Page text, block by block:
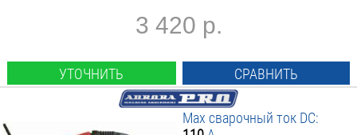
3 420 р.
УТОЧНИТЬ СРАВНИТЬ
Max сварочный ток DC: